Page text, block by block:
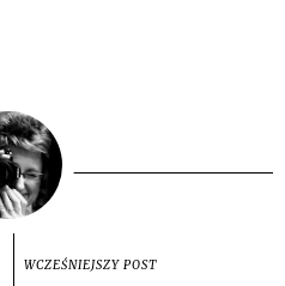
WCZEŚNIEJSZY POST